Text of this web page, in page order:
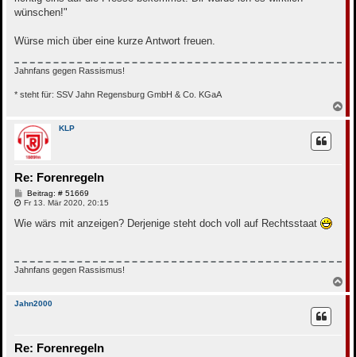
wünschen!"
Würse mich über eine kurze Antwort freuen.
Jahnfans gegen Rassismus!
* steht für: SSV Jahn Regensburg GmbH & Co. KGaA
a
KLP
Re: Forenregeln
Beitrag: # 51669B
e
t
Fr 13. Mär 2020, 20:15
Wie wärs mit anzeigen? Derjenige steht doch voll auf Rechtsstaat
Jahnfans gegen Rassismus!
a
Jahn2000
Re: Forenregeln